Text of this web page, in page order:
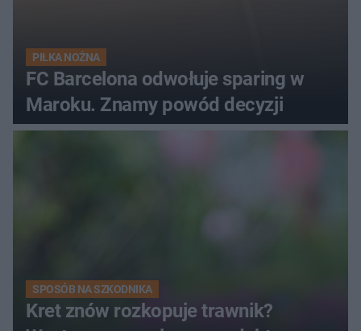
PIŁKA NOŻNA
FC Barcelona odwołuje sparing w
Maroku. Znamy powód decyzji
SPOSÓB NA SZKODNIKA
Kret znów rozkopuje trawnik?